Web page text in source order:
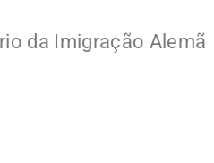
da Imigração Alemã